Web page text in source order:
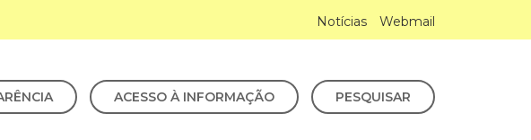
Notícias Webmail
ACESSO À INFORMAÇÃO PESQUISAR